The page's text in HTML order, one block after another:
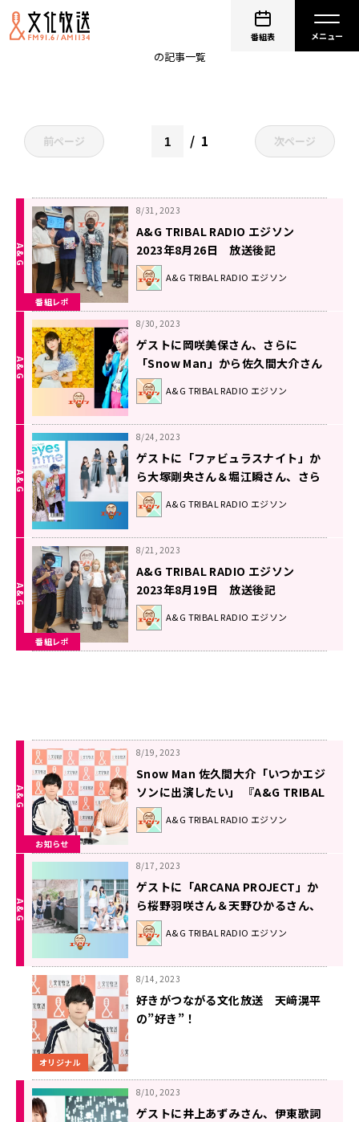
番組表
の記事一覧
前ページ 1 次ページ
番組レポ
8/31, 2023
A&G TRIBAL RADIO エジソン
2023年8月26日 放送後記
A&G TRIBAL RADIO エジソン
8/30, 2023
ゲストに岡咲美保さん、さらに
「Snow Man」から佐久間大介さん
が登場！エジソン9月2日
A&G TRIBAL RADIO エジソン
8/24, 2023
ゲストに「ファビュラスナイト」か
ら大塚剛央さん＆堀江瞬さん、さら
に「i☆Ris」から山北早紀さん＆若
井友希さんが登場！エジソン8月26
A&G TRIBAL RADIO エジソン
番組レポ
8/21, 2023
A&G TRIBAL RADIO エジソン
2023年8月19日 放送後記
A&G TRIBAL RADIO エジソン
お知らせ
8/19, 2023
Snow Man 佐久間大介「いつかエジ
ソンに出演したい」 『A&G TRIBAL
RADIO エジソン』に待望のゲスト出
演決定！9月2日（土）午後9時00分
A&G TRIBAL RADIO エジソン
8/17, 2023
ゲストに「ARCANA PROJECT」か
ら桜野羽咲さん＆天野ひかるさん、
さらに「OCHA NORMA」から斉藤
円香さん＆広本瑠璃さん＆米村姫
A&G TRIBAL RADIO エジソン
オリジナル
8/14, 2023
好きがつながる文化放送 天﨑滉平
の”好き”！
8/10, 2023
ゲストに井上あずみさん、伊東歌詞